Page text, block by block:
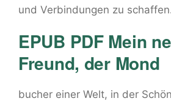
und Verbindungen zu
EPUB PDF Mein
Freund, der Mond
bucher einer Welt, in der